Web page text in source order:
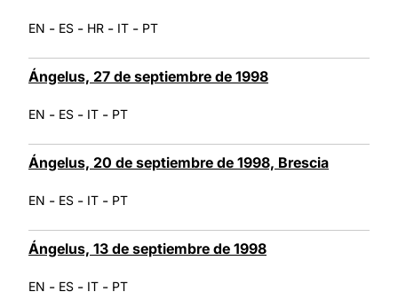
EN - ES - HR - IT - PT
Ángelus, 27 de septiembre de 1998
EN - ES - IT - PT
Ángelus, 20 de septiembre de 1998, Brescia
EN - ES - IT - PT
Ángelus, 13 de septiembre de 1998
EN - ES - IT - PT